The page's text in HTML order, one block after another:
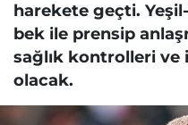
harekete geçti.
bek ile prensip
sağlık kontrolleri ve
olacak.